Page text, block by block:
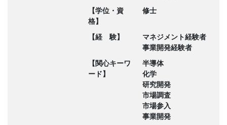
【学位・資
格】
修士
【経 験】
マネジメント経験者
事業開発経験者
【関心キーワ
ード】
半導体
化学
研究開発
市場調査
市場参入
事業開発